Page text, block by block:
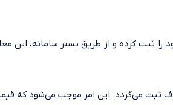
را ثبت کرده و از طریق بستر سامانه،
ثبت می‌گردد. این امر موجب می‌شود که